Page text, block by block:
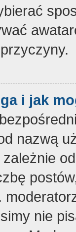
i jak
nazwą
nie